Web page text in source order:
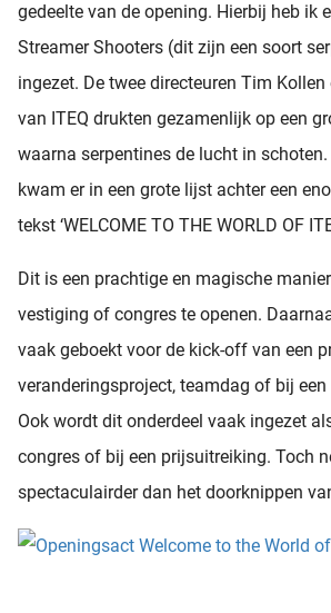
gedeelte van de opening. Hierbij heb ik
Streamer Shooters (dit zijn een soort
ingezet. De twee directeuren Tim
van ITEQ drukten gezamenlijk op een
waarna serpentines de lucht in
kwam er in een grote lijst achter een
tekst ‘WELCOME TO THE WORLD OF
Dit is een prachtige en magische
vestiging of congres te openen.
vaak geboekt voor de kick-off van een
veranderingsproject, teamdag of bij
Ook wordt dit onderdeel vaak ingezet
congres of bij een prijsuitreiking. Toch
spectaculairder dan het doorknippen